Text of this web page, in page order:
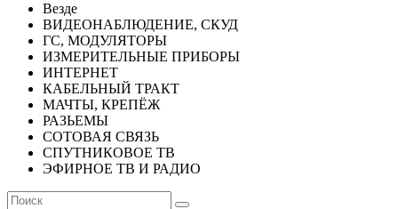
Везде
ВИДЕОНАБЛЮДЕНИЕ, СКУД
ГС, МОДУЛЯТОРЫ
ИЗМЕРИТЕЛЬНЫЕ ПРИБОРЫ
ИНТЕРНЕТ
КАБЕЛЬНЫЙ ТРАКТ
МАЧТЫ, КРЕПЁЖ
РАЗЬЕМЫ
СОТОВАЯ СВЯЗЬ
СПУТНИКОВОЕ ТВ
ЭФИРНОЕ ТВ И РАДИО